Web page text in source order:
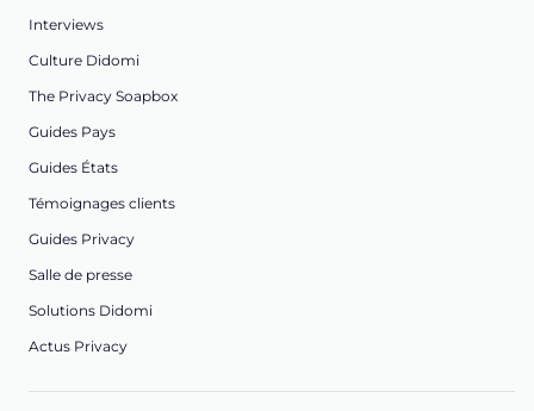
Interviews
Culture Didomi
The Privacy Soapbox
Guides Pays
Guides États
Témoignages clients
Guides Privacy
Salle de presse
Solutions Didomi
Actus Privacy